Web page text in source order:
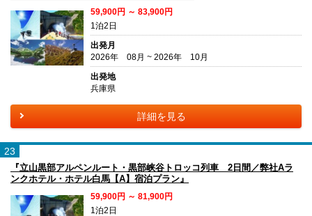
59,900円 ～ 83,900円
1泊2日
出発月
2026年 08月 ~ 2026年 10月
出発地
兵庫県
詳細を見る
23
『立山黒部アルペンルート・黒部峡谷トロッコ列車 2日間／弊社Aラ
ンクホテル・ホテル白馬【A】宿泊プラン』
59,900円 ～ 81,900円
1泊2日